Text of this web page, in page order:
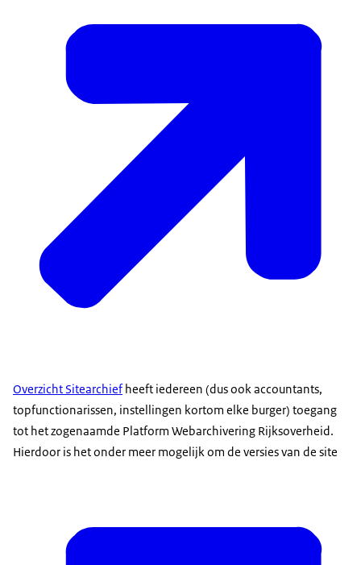
Overzicht Sitearchiefheeft iedereen (dus ook accountants,
topfunctionarissen, instellingen kortom elke burger) toegang
tot het zogenaamde Platform Webarchivering Rijksoverheid.
Hierdoor is het onder meer mogelijk om de versies van de site